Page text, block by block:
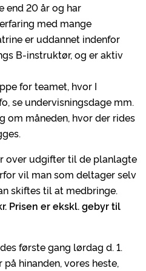
end 20 år og har
med mange
er uddannet indenfor
B-instruktør, og er aktiv
for teamet, hvor I
se undervisningsdage mm.
om måneden, hvor der rides
over udgifter til de planlagte
vil man som deltager selv
skiftes til at medbringe.
Prisen er ekskl. gebyr til
første gang lørdag d. 1.
hinanden, vores heste,